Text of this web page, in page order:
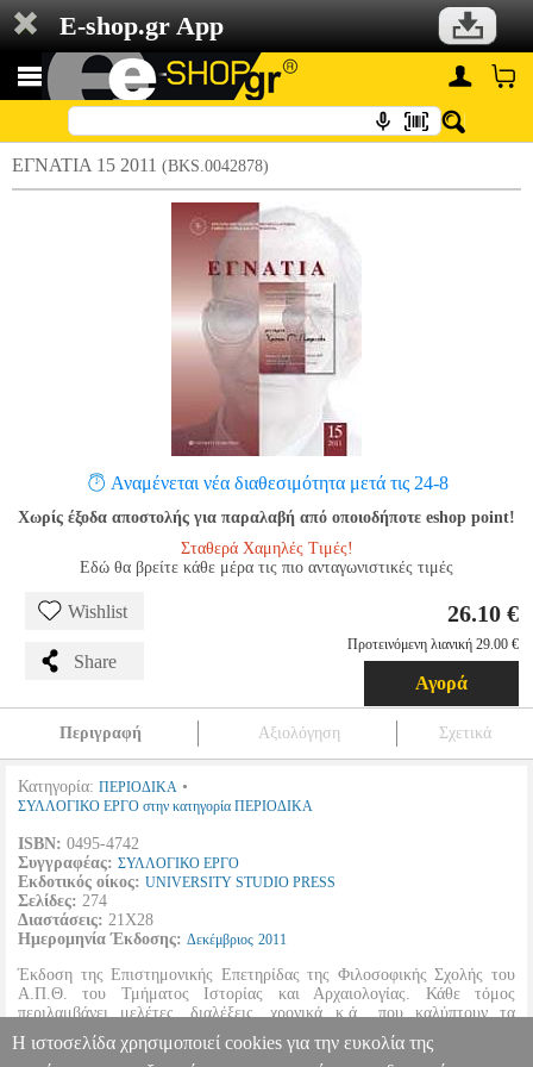
E-shop.gr App
ΕΓΝΑΤΙΑ 15 2011 (BKS.0042878)
Αναμένεται νέα διαθεσιμότητα μετά τις 24-8
Χωρίς έξοδα αποστολής για παραλαβή από οποιοδήποτε eshop point!
Σταθερά Χαμηλές Τιμές!
Εδώ θα βρείτε κάθε μέρα τις πιο ανταγωνιστικές τιμές
Wishlist
Share
26.10 €
Προτεινόμενη λιανική 29.00 €
Αγορά
Περιγραφή Αξιολόγηση Σχετικά
Κατηγορία: ΠΕΡΙΟΔΙΚΑ •
ΣΥΛΛΟΓΙΚΟ ΕΡΓΟ στην κατηγορία ΠΕΡΙΟΔΙΚΑ
ISBN: 0495-4742
Συγγραφέας: ΣΥΛΛΟΓΙΚΟ ΕΡΓΟ
Εκδοτικός οίκος: UNIVERSITY STUDIO PRESS
Σελίδες: 274
Διαστάσεις: 21Χ28
Ημερομηνία Έκδοσης: Δεκέμβριος 2011
Έκδοση της Επιστημονικής Επετηρίδας της Φιλοσοφικής Σχολής του
Α.Π.Θ. του Τμήματος Ιστορίας και Αρχαιολογίας. Κάθε τόμος
περιλαμβάνει μελέτες, διαλέξεις, χρονικά κ.ά., που καλύπτουν τα
νεότερα στοιχεία και συμπεράσματα από τον χώρο της Ιστορίας και
Αρχαιολογίας.
Η ιστοσελίδα χρησιμοποιεί cookies για την ευκολία της